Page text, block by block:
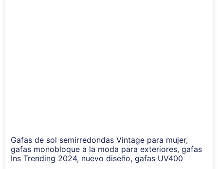
Gafas de sol semirredondas Vintage para mujer,
gafas monobloque a la moda para exteriores, gafas
Ins Trending 2024, nuevo diseño, gafas UV400